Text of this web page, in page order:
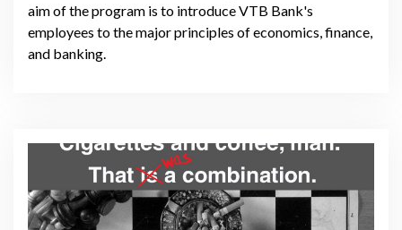
aim of the program is to introduce VTB Bank's
employees to the major principles of economics, finance,
and banking.